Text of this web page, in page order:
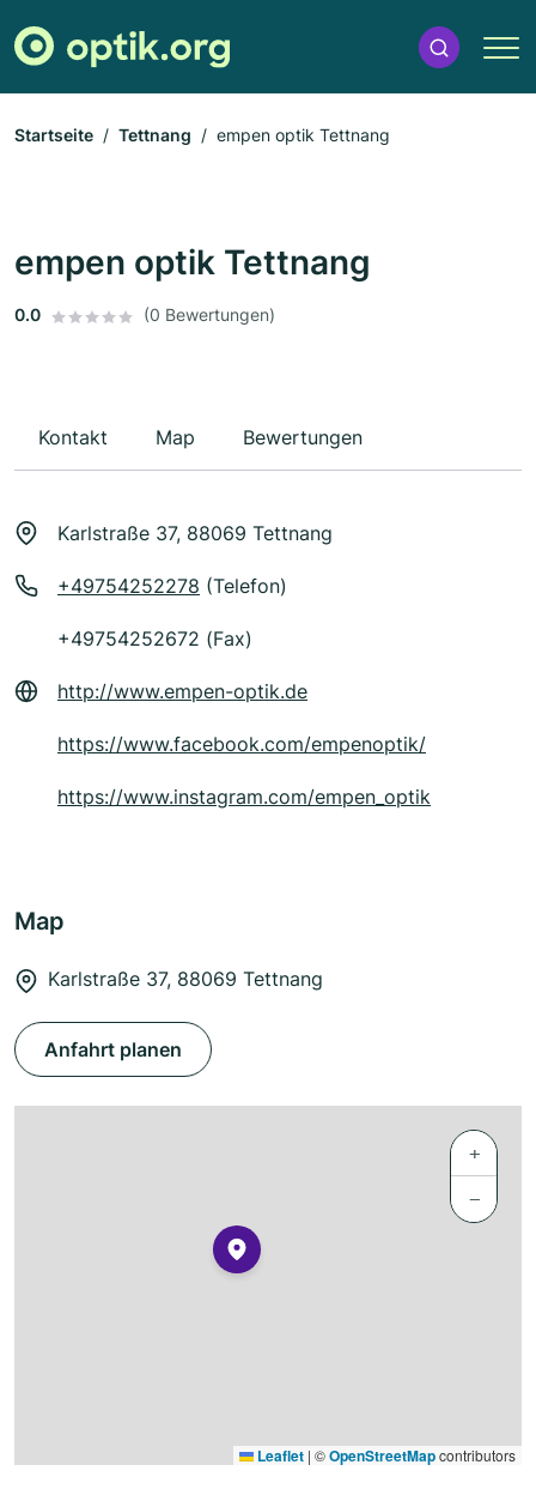
Startseite Tettnang empen optik Tettnang
empen optik Tettnang
0.0 (0 Bewertungen)
Kontakt Map Bewertungen
Karlstraße 37, 88069 Tettnang
+49754252278 (Telefon)
+49754252672 (Fax)
http://www.empen-optik.de
https://www.facebook.com/empenoptik/
https://www.instagram.com/empen_optik
Map
Karlstraße 37, 88069 Tettnang
Anfahrt planen
+
−
Leaflet | ©OpenStreetMapcontributors